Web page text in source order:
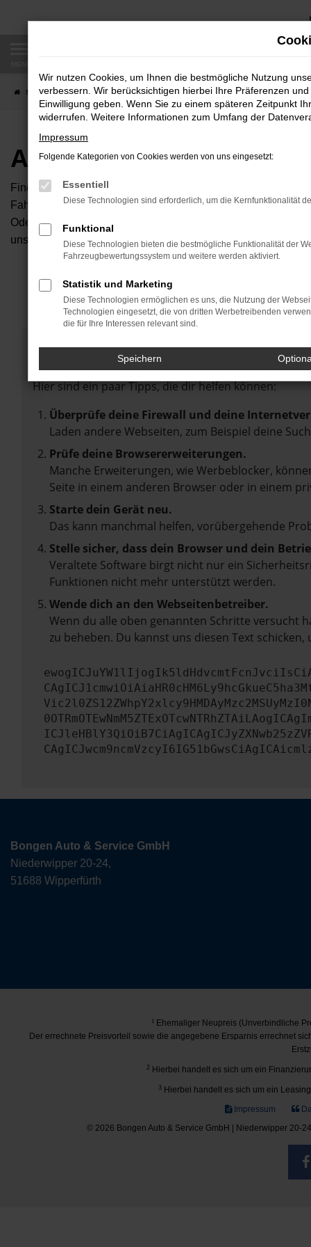
Zum
Startseite Fahrzeugangebote Autobörse
Autobörse
Finden Sie Ihren neuen Traumwagen bei uns. Dafür haben
Fahrzeuge an, die bei uns auf dem Hof stehen. Dann
Oder Sie klicken auf den Button Autobörse und Sie haben
unserem Händlernetzwerk. Diese Fahrzeuge können wir
Fehler: Network Error
Beim Laden ist ein Fehler aufgetreten.
Hier sind ein paar Tipps, die dir helfen können:
Überprüfe deine Firewall und deine
Laden andere Webseiten, zum Beispiel deine
Prüfe deine Browsererweiterungen.
Manche Erweiterungen, wie Werbeblocker,
Seite in einem anderen Browser oder in einem
Starte dein Gerät neu.
Das kann manchmal helfen, vorübergehende
Stelle sicher, dass dein Browser und dein
Veraltete Software birgt nicht nur ein
Funktionen nicht mehr unterstützt werden.
Wende dich an den Webseitenbetreiber.
Wenn du alle oben genannten Schritte versucht
zu beheben. Du kannst uns diesen Text
Bongen Auto & Service GmbH
Niederwipper 20-24,
51688 Wipperfürth
1Ehemaliger Neupreis (Unverbindliche
Der errechnete Preisvorteil sowie die angegebene Ersparnis errechnet
2 Hierbei handelt es sich um ein
3 Hierbei handelt es sich um ein
Impressum
© 2026 Bongen Auto & Service GmbH | Niederwipper 20-
Wir nutzen Cookies, um Ihnen die bestmögliche Nutzung
verbessern. Wir berücksichtigen hierbei Ihre Präferenzen
Einwilligung geben. Wenn Sie zu einem späteren Zeitpunkt
widerrufen. Weitere Informationen zum Umfang der
Impressum
Folgende Kategorien von Cookies werden von uns eingesetzt:
Essentiell
Diese Technologien sind erforderlich, um die Kernfunktionalität
Funktional
Diese Technologien bieten die bestmögliche Funktionalität der
Fahrzeugbewertungssystem und weitere werden aktiviert.
Statistik und Marketing
Diese Technologien ermöglichen es uns, die Nutzung der
Technologien eingesetzt, die von dritten Werbetreibenden
die für Ihre Interessen relevant sind.
Speichern